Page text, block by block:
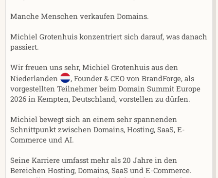
Manche Menschen verkaufen Domains.
Michiel Grotenhuis konzentriert sich darauf, was danach
passiert.
Wir freuen uns sehr, Michiel Grotenhuis aus den
Niederlanden
, Founder & CEO von BrandForge, als
vorgestellten Teilnehmer beim Domain Summit Europe
2026 in Kempten, Deutschland, vorstellen zu dürfen.
Michiel bewegt sich an einem sehr spannenden
Schnittpunkt zwischen Domains, Hosting, SaaS, E-
Commerce und AI.
Seine Karriere umfasst mehr als 20 Jahre in den
Bereichen Hosting, Domains, SaaS und E-Commerce.